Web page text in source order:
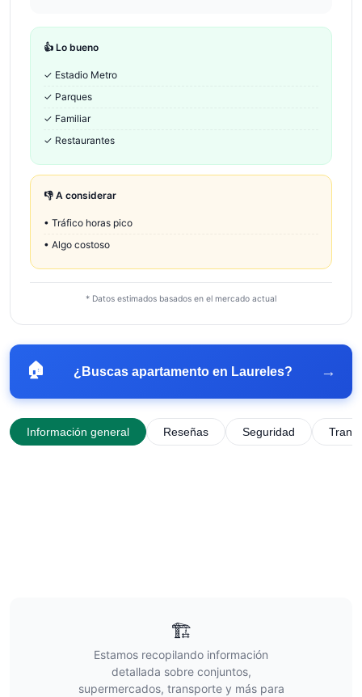
👍 Lo bueno
✓ Estadio Metro
✓ Parques
✓ Familiar
✓ Restaurantes
👎 A considerar
• Tráfico horas pico
• Algo costoso
* Datos estimados basados en el mercado actual
🏠 ¿Buscas apartamento en Laureles? →
Información general Reseñas Seguridad
🏗️
Estamos recopilando información
detallada sobre conjuntos,
supermercados, transporte y más para